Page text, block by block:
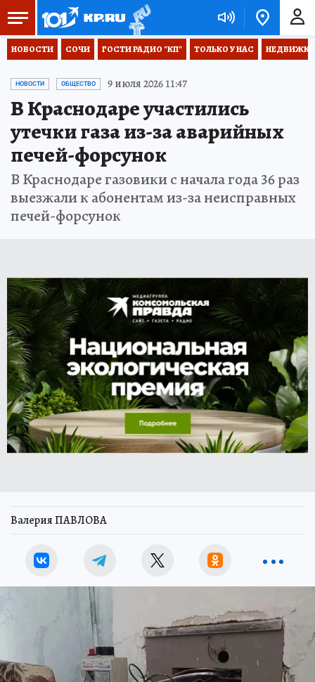
НОВОСТИ СОЧИ ГОСТИ РАДИО "КП" ТОЛЬКО У НАС НЕДВИЖКА
НОВОСТИ ОБЩЕСТВО 9 июля 2026 11:47
В Краснодаре участились
утечки газа из-за аварийных
печей-форсунок
В Краснодаре газовики с начала года 36 раз
выезжали к абонентам из-за неисправных
печей-форсунок
Валерия ПАВЛОВА